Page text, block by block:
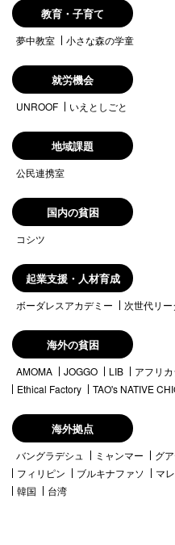
教育・子育て
夢中教室 小さな森の学童
就労機会
UNROOF いえとしごと
地域課題
公民連携室
国内の貧困
コシツ
起業支援・人材育成
ボーダレスアカデミー 次世代リー
海外の貧困
AMOMA JOGGO LIB アフリ
Ethical Factory
TAO's NATIVE
海外拠点
バングラデシュ ミャンマー グ
フィリピン
ブルキナファソ マ
韓国
台湾